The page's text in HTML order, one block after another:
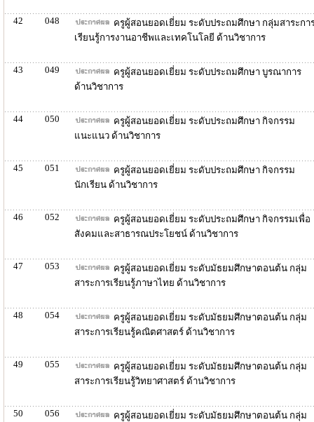
42 048
ครูผู้สอนยอดเยี่ยม ระดับประถมศึกษา กลุ่มสาระกา
เรียนรู้การงานอาชีพและเทคโนโลยี ด้านวิชาการ
43 049
ครูผู้สอนยอดเยี่ยม ระดับประถมศึกษา บูรณาการ
ด้านวิชาการ
44 050
ครูผู้สอนยอดเยี่ยม ระดับประถมศึกษา กิจกรรม
แนะแนว ด้านวิชาการ
45 051
ครูผู้สอนยอดเยี่ยม ระดับประถมศึกษา กิจกรรม
นักเรียน ด้านวิชาการ
46 052
ครูผู้สอนยอดเยี่ยม ระดับประถมศึกษา กิจกรรมเพื่อ
สังคมและสาธารณประโยชน์ ด้านวิชาการ
47 053
ครูผู้สอนยอดเยี่ยม ระดับมัธยมศึกษาตอนต้น กลุ่ม
สาระการเรียนรู้ภาษาไทย ด้านวิชาการ
48 054
ครูผู้สอนยอดเยี่ยม ระดับมัธยมศึกษาตอนต้น กลุ่ม
สาระการเรียนรู้คณิตศาสตร์ ด้านวิชาการ
49 055
ครูผู้สอนยอดเยี่ยม ระดับมัธยมศึกษาตอนต้น กลุ่ม
สาระการเรียนรู้วิทยาศาสตร์ ด้านวิชาการ
50 056 ครูผู้สอนยอดเยี่ยม ระดับมัธยมศึกษาตอนต้น กลุ่ม